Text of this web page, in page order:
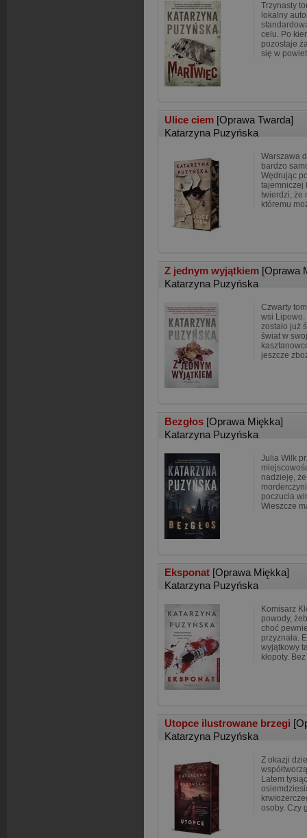
Trzynasty
lokalny
celu. Po
pozostaje
się w
Ulice ciem [Oprawa Twarda]
Katarzyna Puzyńska
Warszawa
bardzo
Wędrując
tajemniczej
twierdzi, że
któremu
Z jednym wyjątkiem [Oprawa
Katarzyna Puzyńska
Czwarty
wsi
zostało już
świat w
jeszcze
Bezgłos [Oprawa Miękka]
Katarzyna Puzyńska
Julia Wilk
nadzieję,
poczucia
Wieszcze
Eksponat [Oprawa Miękka]
Katarzyna Puzyńska
Komisarz
powody,
choć
przyznała.
wyjątkowy
kłopoty. Bez
Utopce ilustrowane brzegi
Katarzyna Puzyńska
Z okazji
Latem
osoby. Czy